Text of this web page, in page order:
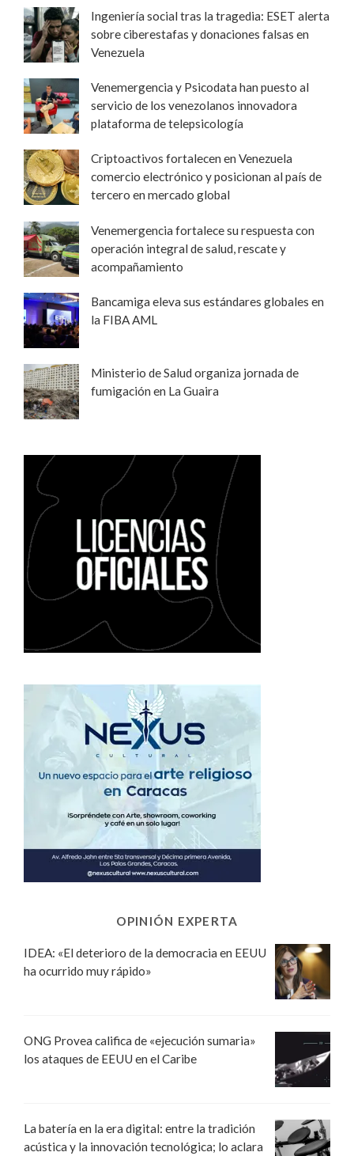
Ingeniería social tras la tragedia: ESET alerta
sobre ciberestafas y donaciones falsas en
Venezuela
Venemergencia y Psicodata han puesto al
servicio de los venezolanos innovadora
plataforma de telepsicología
Criptoactivos fortalecen en Venezuela
comercio electrónico y posicionan al país de
tercero en mercado global
Venemergencia fortalece su respuesta con
operación integral de salud, rescate y
acompañamiento
Bancamiga eleva sus estándares globales en
la FIBA AML
Ministerio de Salud organiza jornada de
fumigación en La Guaira
OPINIÓN EXPERTA
IDEA: «El deterioro de la democracia en EEUU
ha ocurrido muy rápido»
ONG Provea califica de «ejecución sumaria»
los ataques de EEUU en el Caribe
La batería en la era digital: entre la tradición
acústica y la innovación tecnológica; lo aclara